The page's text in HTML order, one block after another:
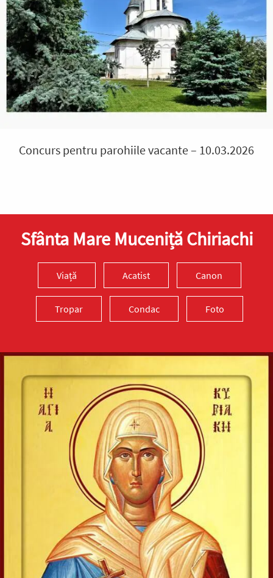
Concurs pentru parohiile vacante – 10.03.2026
Sfânta Mare Muceniță Chiriachi
Viață Acatist Canon
Tropar Condac Foto